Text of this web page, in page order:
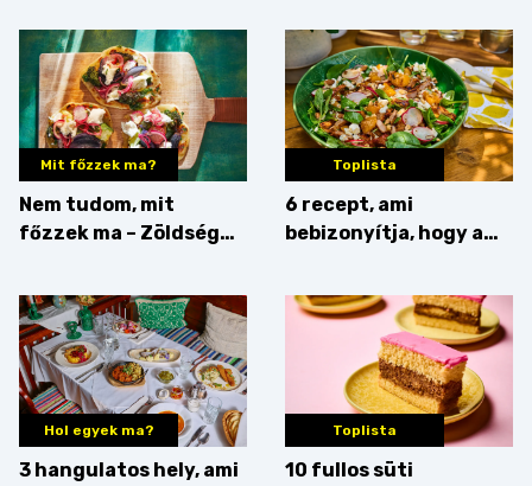
Mit főzzek ma?
Nem tudom, mit
főzzek ma – Zöldség
Toplista
6 recept, ami
bebizonyítja, hogy a
zseniális
Hol egyek ma?
3 hangulatos hely, ami
Toplista
10 fullos süti